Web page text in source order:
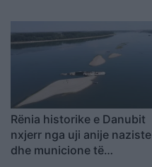
Rënia historike e Danubit
nxjerr nga uji anije naziste
dhe municione të